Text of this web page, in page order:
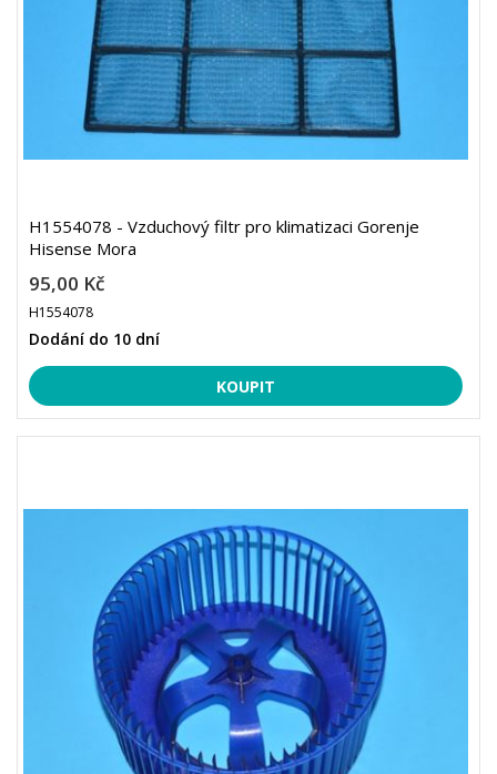
H1554078 - Vzduchový filtr pro klimatizaci Gorenje
Hisense Mora
95,00 Kč
H1554078
Dodání do 10 dní